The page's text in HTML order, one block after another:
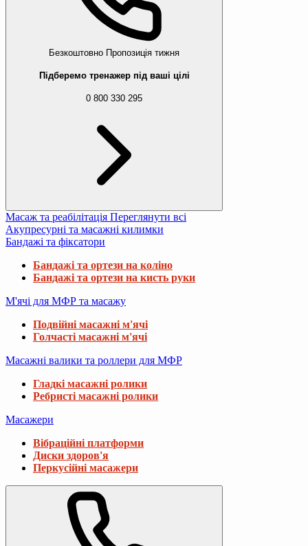
Безкоштовно Пропозиція тижня
Підберемо тренажер під ваші цілі
0 800 330 295
Масаж та реабілітація Переглянути всі
Акупресурні та масажні килимки
Бандажі та фіксатори
Бандажі та ортези на коліно
Бандажі та ортези на кисть руки
М'ячі для МФР та масажу
Подвійні масажні м'ячі
Голчасті масажні м'ячі
Масажні валики та роллери для МФР
Гладкі масажні ролики
Ребристі масажні ролики
Масажери
Вібраційні платформи
Диски здоров'я
Перкусійні масажери